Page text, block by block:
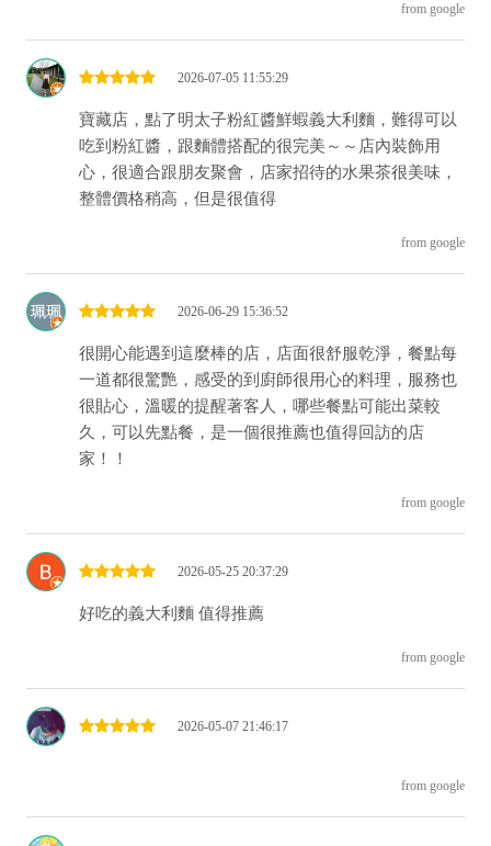
from google
2026-07-05 11:55:29
寶藏店，點了明太子粉紅醬鮮蝦義大利麵，難得可以
吃到粉紅醬，跟麵體搭配的很完美～～店內裝飾用
心，很適合跟朋友聚會，店家招待的水果茶很美味，
整體價格稍高，但是很值得
from google
2026-06-29 15:36:52
很開心能遇到這麼棒的店，店面很舒服乾淨，餐點每
一道都很驚艷，感受的到廚師很用心的料理，服務也
很貼心，溫暖的提醒著客人，哪些餐點可能出菜較
久，可以先點餐，是一個很推薦也值得回訪的店
家！！
from google
2026-05-25 20:37:29
好吃的義大利麵 值得推薦
from google
2026-05-07 21:46:17
from google